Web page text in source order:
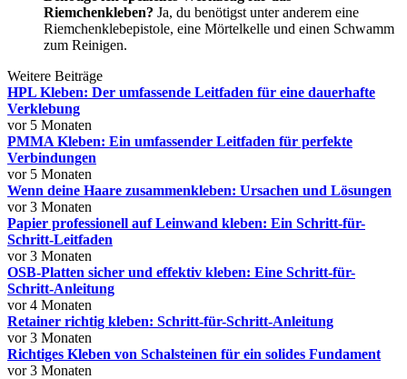
Riemchenkleben? Ja, du benötigst unter anderem eine
Riemchenklebepistole, eine Mörtelkelle und einen Schwamm
zum Reinigen.
Weitere Beiträge
HPL Kleben: Der umfassende Leitfaden für eine dauerhafte
Verklebung
vor 5 Monaten
PMMA Kleben: Ein umfassender Leitfaden für perfekte
Verbindungen
vor 5 Monaten
Wenn deine Haare zusammenkleben: Ursachen und Lösungen
vor 3 Monaten
Papier professionell auf Leinwand kleben: Ein Schritt-für-
Schritt-Leitfaden
vor 3 Monaten
OSB-Platten sicher und effektiv kleben: Eine Schritt-für-
Schritt-Anleitung
vor 4 Monaten
Retainer richtig kleben: Schritt-für-Schritt-Anleitung
vor 3 Monaten
Richtiges Kleben von Schalsteinen für ein solides Fundament
vor 3 Monaten